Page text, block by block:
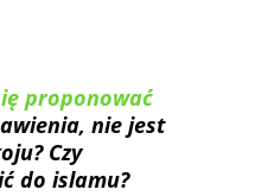
proponować
nie jest
Czy
do islamu?